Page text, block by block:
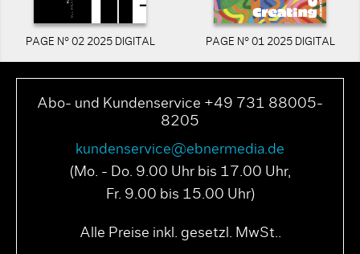
PAGE N° 02 2025 DIGITAL PAGE N° 01 2025 DIGITAL
Abo- und Kundenservice +49 731 88005-
8205
kundenservice@ebnermedia.de
(Mo. - Do. 9.00 Uhr bis 17.00 Uhr,
Fr. 9.00 bis 15.00 Uhr)
Alle Preise inkl. gesetzl. MwSt..